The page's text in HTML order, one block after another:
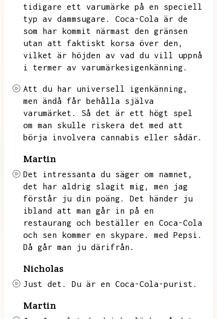
tidigare ett varumärke på en speciell
typ av dammsugare.
Coca-Cola är de
som har kommit närmast den gränsen
utan att faktiskt korsa över den,
vilket är höjden av vad du vill uppnå
i termer av varumärkesigenkänning.
Att du har universell igenkänning,
men ändå får behålla själva
varumärket.
Så det är ett högt spel
om man skulle riskera det med att
börja involvera cannabis eller sådär.
Martin
Det intressanta du säger om namnet,
det har aldrig slagit mig,
men jag
förstår ju din poäng.
Det händer ju
ibland att man går in på en
restaurang och beställer en Coca-Cola
och sen kommer en skypare.
med Pepsi.
Då går man ju därifrån.
Nicholas
Just det. Du är en Coca-Cola-purist.
Martin